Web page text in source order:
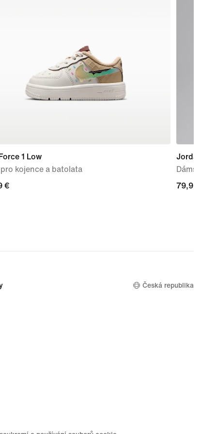
1 Low
kojence a batolata
€
€
Jordan
Dámské
79,99 €
79,99 €
Česká republika